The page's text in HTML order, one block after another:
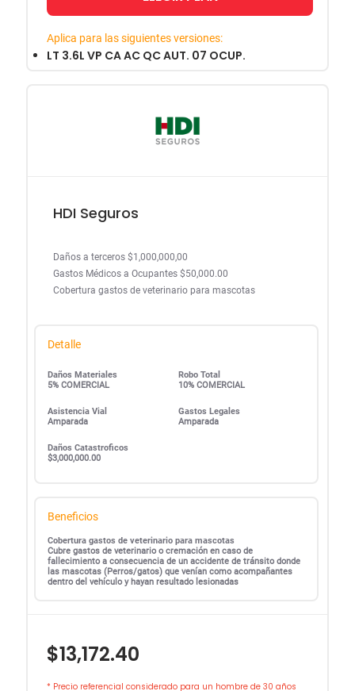
Aplica para las siguientes versiones:
LT 3.6L VP CA AC QC AUT. 07 OCUP.
HDI Seguros
Daños a terceros $1,000,000,00
Gastos Médicos a Ocupantes $50,000.00
Cobertura gastos de veterinario para mascotas
Detalle
Daños Materiales
5% COMERCIAL
Robo Total
10% COMERCIAL
Asistencia Vial
Amparada
Gastos Legales
Amparada
Daños Catastroficos
$3,000,000.00
Beneficios
Cobertura gastos de veterinario para mascotas
Cubre gastos de veterinario o cremación en caso de
fallecimiento a consecuencia de un accidente de tránsito donde
las mascotas (Perros/gatos) que venían como acompañantes
dentro del vehículo y hayan resultado lesionadas
$13,172.40
* Precio referencial considerado para un hombre de 30 años